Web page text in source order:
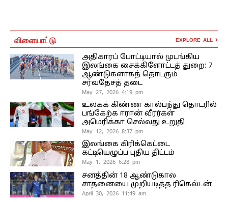
விளையாட்டு EXPLORE ALL
அதிகாரப் போட்டியால் முடங்கிய
இலங்கை சைக்கிளோட்டத் துறை: 7
ஆண்டுகளாகத் தொடரும்
சர்வதேசத் தடை
May 27, 2026 4:19 pm
உலகக் கிண்ண கால்பந்து தொடரில்
பங்கேற்க ஈரான் வீரர்கள்
அமெரிக்கா செல்வது உறுதி
May 12, 2026 8:37 pm
இலங்கை கிரிக்கெட்டை
கட்டியெழுப்ப புதிய திட்டம்
May 1, 2026 6:28 pm
சனத்தின் 18 ஆண்டுகால
சாதனையை முறியடித்த ரிகெல்டன்
April 30, 2026 11:49 am